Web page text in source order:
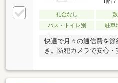
礼金なし
バス・トイレ別
駐車
快適で月々の通信費を
き。防犯カメラで安心